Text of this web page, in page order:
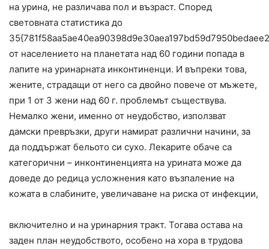
на урина, не различава пол и възраст. Според
световната статистика до
от населението на планетата над 60 години попада в
лапите на уринарната инконтиненци. И въпреки това,
жените, страдащи от него са двойно повече от мъжете,
при 1 от 3 жени над 60 г. проблемът съществува.
Немалко жени, именно от неудобство, използват
дамски превръзки, други намират различни начини, за
да поддържат бельото си сухо. Лекарите обаче са
категорични – инконтиненцията на урината може да
доведе до редица усложнения като възпаление на
кожата в слабините, увеличаване на риска от инфекции,
включително и на уринарния тракт. Тогава остава на
заден план неудобството, особено на хора в трудова